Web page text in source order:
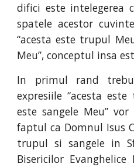
difici este intelegerea
spatele acestor
“acesta este trupul
Meu”, conceptul insa
In primul rand
expresiile “acesta
este sangele Meu”
faptul ca Domnul Isus
trupul si sangele in
Bisericilor